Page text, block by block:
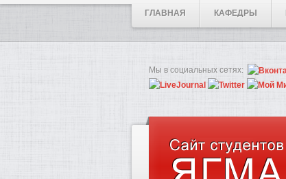
ГЛАВНАЯ КАФЕДРЫ
Мы в социальных сетях: